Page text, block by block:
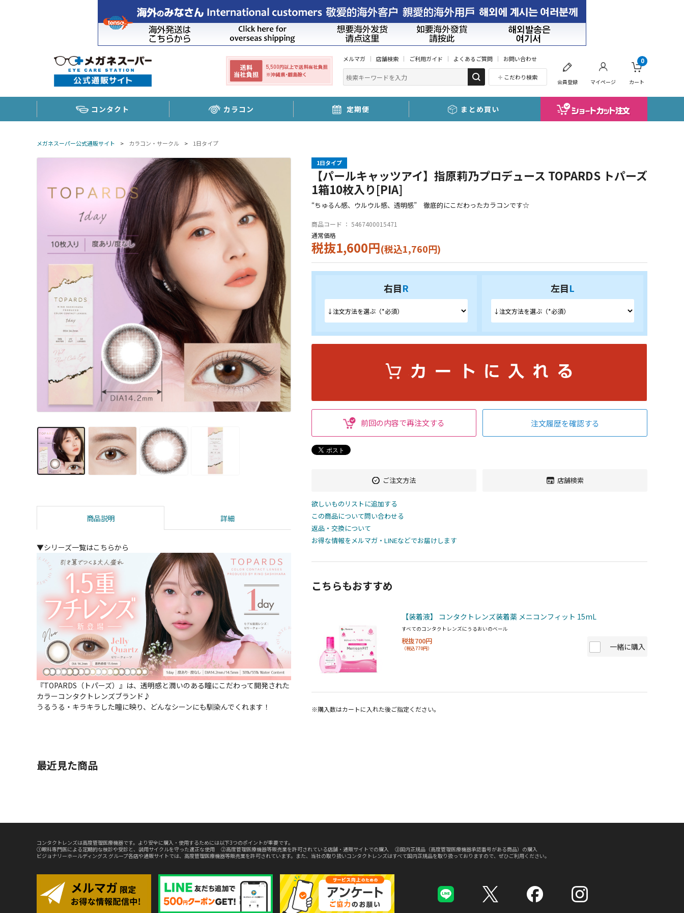
メルマガ 店舗検索 ご利用ガイド よくあるご質問 お問い合わせ
こだわり検索
会員登録 マイページ カート
0
コンタクト カラコン 定期便 まとめ買い
メガネスーパー公式通販サイト > カラコン・サークル > 1日タイプ
商品説明 詳細
▼シリーズ一覧はこちらから
『TOPARDS（トパーズ）』は、透明感と潤いのある瞳にこだわって開発された
カラーコンタクトレンズブランド♪
うるうる・キラキラした瞳に映り、どんなシーンにも馴染んでくれます！
1日タイプ
【パールキャッツアイ】指原莉乃プロデュース TOPARDS トパーズ
1箱10枚入り[PIA]
“ちゅるん感、ウルウル感、透明感” 徹底的にこだわったカラコンです☆
商品コード ： 5467400015471
通常価格
税抜1,600円(税込1,760円)
右目R 左目L
前回の内容で再注文する 注文履歴を確認する
ご注文方法 店舗検索
欲しいものリストに追加する
この商品について問い合わせる
返品・交換について
お得な情報をメルマガ・LINEなどでお届けします
こちらもおすすめ
【装着液】 コンタクトレンズ装着薬 メニコンフィット 15mL
すべてのコンタクトレンズにうるおいのベール
税抜700円
（税込770円） 一緒に購入
※購入数はカートに入れた後ご指定ください。
最近見た商品
コンタクトレンズは高度管理医療機器です。より安全に購入・使用するためには以下3つのポイントが重要です。
①眼科専門医による定期的な検診や受診と、装用サイクルを守った適正な使用 ②高度管理医療機器等販売業を許可されている店舗・通販サイトでの購入 ③国内正規品（高度管理医療機器承認番号がある商品）の購入
ビジョナリーホールディングス グループ各店や通販サイトでは、高度管理医療機器等販売業を許可されています。また、当社の取り扱いコンタクトレンズはすべて国内正規品を取り扱っておりますので、ぜひご利用ください。